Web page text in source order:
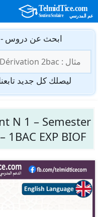
انتقل
المحتوى
ابحث عن دروس -
عن:
ليصلك كل جديد
N 1 – Semester
EXP BIOF